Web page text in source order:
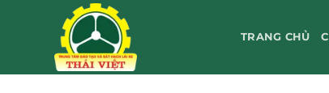
TRANG CHỦ